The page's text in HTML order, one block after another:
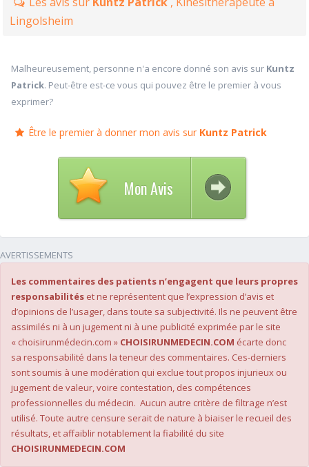
Lingolsheim
Malheureusement, personne n'a encore donné son avis sur Kuntz
Patrick. Peut-être est-ce vous qui pouvez être le premier à vous
exprimer?
Être le premier à donner mon avis sur Kuntz Patrick
Mon Avis
AVERTISSEMENTS
Les commentaires des patients n’engagent que leurs propres
responsabilités et ne représentent que l’expression d’avis et
d’opinions de l’usager, dans toute sa subjectivité. Ils ne peuvent être
assimilés ni à un jugement ni à une publicité exprimée par le site
« choisirunmédecin.com » CHOISIRUNMEDECIN.COM écarte donc
sa responsabilité dans la teneur des commentaires. Ces-derniers
sont soumis à une modération qui exclue tout propos injurieux ou
jugement de valeur, voire contestation, des compétences
professionnelles du médecin. Aucun autre critère de filtrage n’est
utilisé. Toute autre censure serait de nature à biaiser le recueil des
résultats, et affaiblir notablement la fiabilité du site
CHOISIRUNMEDECIN.COM